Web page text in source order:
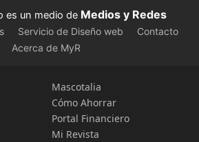
es un medio de Medios y Redes
Servicio de Diseño web
Contacto
Acerca de MyR
Mascotalia
Cómo Ahorrar
Portal Financiero
Mi Revista